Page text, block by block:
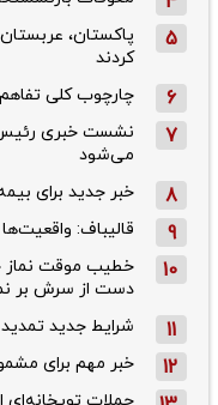
5
پاکستان،
کردند
6 چارچوب کلی
7
نشست خبری
می‌شود
8 خبر جدید برای
9 قالیباف:
10
خطیب موقت نماز
دست از سرش بر
11 شرایط جدید تمدید
12 خبر مهم برای